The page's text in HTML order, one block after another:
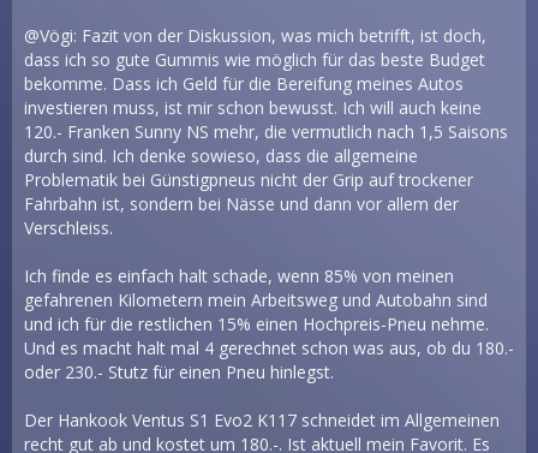
@Vögi: Fazit von der Diskussion, was mich betrifft, ist doch,
dass ich so gute Gummis wie möglich für das beste Budget
bekomme. Dass ich Geld für die Bereifung meines Autos
investieren muss, ist mir schon bewusst. Ich will auch keine
120.- Franken Sunny NS mehr, die vermutlich nach 1,5 Saisons
durch sind. Ich denke sowieso, dass die allgemeine
Problematik bei Günstigpneus nicht der Grip auf trockener
Fahrbahn ist, sondern bei Nässe und dann vor allem der
Verschleiss.
Ich finde es einfach halt schade, wenn 85% von meinen
gefahrenen Kilometern mein Arbeitsweg und Autobahn sind
und ich für die restlichen 15% einen Hochpreis-Pneu nehme.
Und es macht halt mal 4 gerechnet schon was aus, ob du 180.-
oder 230.- Stutz für einen Pneu hinlegst.
Der Hankook Ventus S1 Evo2 K117 schneidet im Allgemeinen
recht gut ab und kostet um 180.-. Ist aktuell mein Favorit. Es